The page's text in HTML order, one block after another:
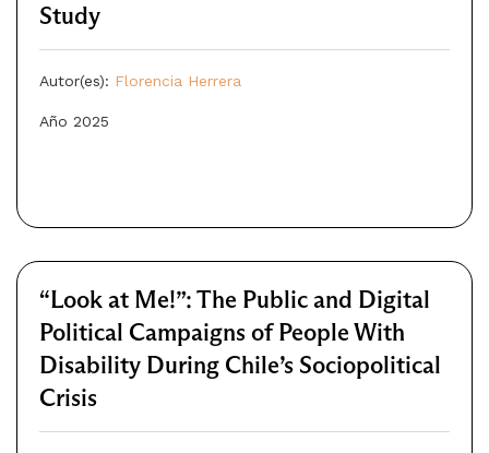
Study
Autor(es): Florencia Herrera
Año 2025
“Look at Me!”: The Public and Digital
Political Campaigns of People With
Disability During Chile’s Sociopolitical
Crisis